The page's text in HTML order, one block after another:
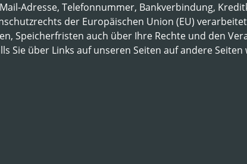
Adresse, Telefonnummer, Bankverbindung,
der Europäischen Union (EU)
Speicherfristen auch über Ihre Rechte und den
Sie über Links auf unseren Seiten auf andere